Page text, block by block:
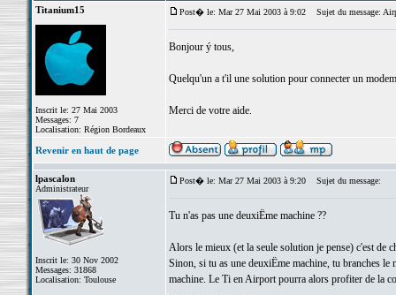
Titanium15
Inscrit le: 27 Mai 2003
Messages: 7
Localisation: Région Bordeaux
Post� le: Mar 27 Mai 2003 à 9:02 Sujet du message:
Bonjour ý tous,
Quelqu'un a t'il une solution pour connecter un
Merci de votre aide.
Revenir en haut de page
lpascalon
Administrateur
Inscrit le: 30 Nov 2002
Messages: 31868
Localisation: Toulouse
Post� le: Mar 27 Mai 2003 à 9:20 Sujet du message:
Tu n'as pas une deuxiËme machine ??
Alors le mieux (et la seule solution je pense) c'est de
Sinon, si tu as une deuxiËme machine, tu branches le
machine. Le Ti en Airport pourra alors profiter de la